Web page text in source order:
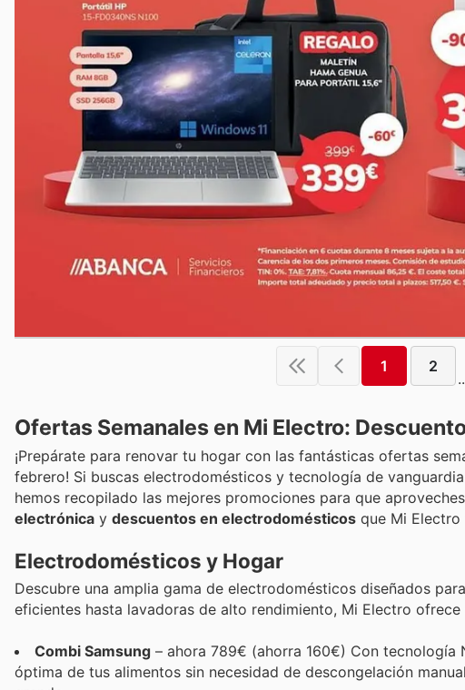
1 2
Ofertas Semanales en Mi Electro:
¡Prepárate para renovar tu hogar con las fantásticas ofertas
febrero! Si buscas electrodomésticos y tecnología de
hemos recopilado las mejores promociones para que
electrónica y descuentos en electrodomésticos que Mi
Electrodomésticos y Hogar
Descubre una amplia gama de electrodomésticos diseñados
eficientes hasta lavadoras de alto rendimiento, Mi Electro
Combi Samsung – ahora 789€ (ahorra 160€) Con tecnología
óptima de tus alimentos sin necesidad de descongelación